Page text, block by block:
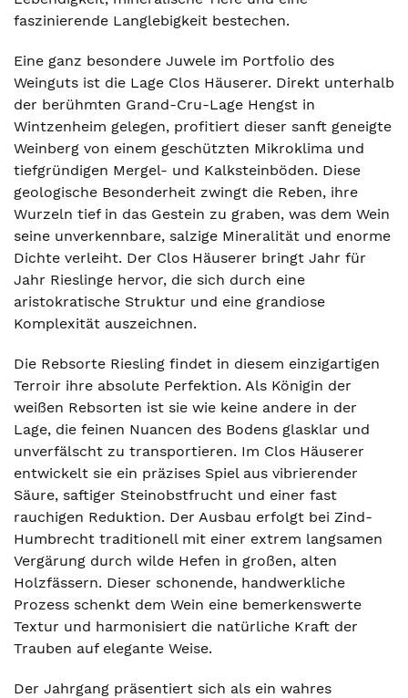
faszinierende Langlebigkeit bestechen.
Eine ganz besondere Juwele im Portfolio des
Weinguts ist die Lage Clos Häuserer. Direkt unterhalb
der berühmten Grand-Cru-Lage Hengst in
Wintzenheim gelegen, profitiert dieser sanft geneigte
Weinberg von einem geschützten Mikroklima und
tiefgründigen Mergel- und Kalksteinböden. Diese
geologische Besonderheit zwingt die Reben, ihre
Wurzeln tief in das Gestein zu graben, was dem Wein
seine unverkennbare, salzige Mineralität und enorme
Dichte verleiht. Der Clos Häuserer bringt Jahr für
Jahr Rieslinge hervor, die sich durch eine
aristokratische Struktur und eine grandiose
Komplexität auszeichnen.
Die Rebsorte Riesling findet in diesem einzigartigen
Terroir ihre absolute Perfektion. Als Königin der
weißen Rebsorten ist sie wie keine andere in der
Lage, die feinen Nuancen des Bodens glasklar und
unverfälscht zu transportieren. Im Clos Häuserer
entwickelt sie ein präzises Spiel aus vibrierender
Säure, saftiger Steinobstfrucht und einer fast
rauchigen Reduktion. Der Ausbau erfolgt bei Zind-
Humbrecht traditionell mit einer extrem langsamen
Vergärung durch wilde Hefen in großen, alten
Holzfässern. Dieser schonende, handwerkliche
Prozess schenkt dem Wein eine bemerkenswerte
Textur und harmonisiert die natürliche Kraft der
Trauben auf elegante Weise.
Der Jahrgang präsentiert sich als ein wahres